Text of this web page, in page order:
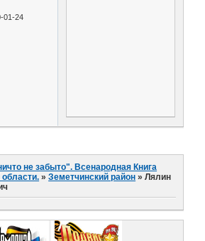
01-24
не забыто". Всенародная Книга
»Земетчинский район »Лялин